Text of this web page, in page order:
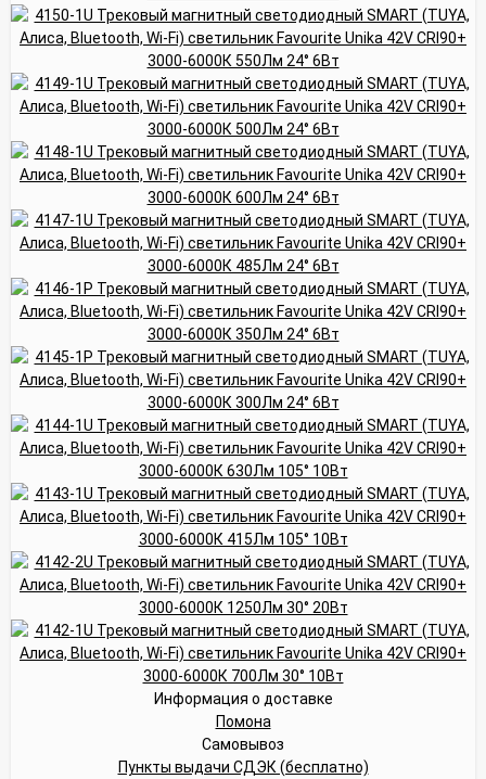
Информация о доставке
Помона
Самовывоз
Пункты выдачи СДЭК (бесплатно)